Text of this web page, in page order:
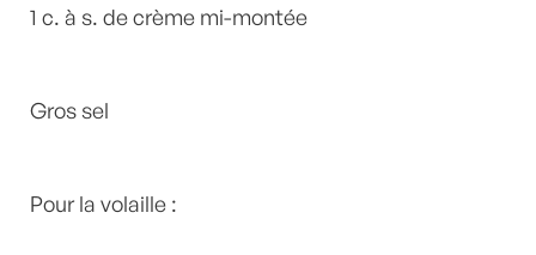
1 c. à s. de crème mi-montée
Gros sel
Pour la volaille :